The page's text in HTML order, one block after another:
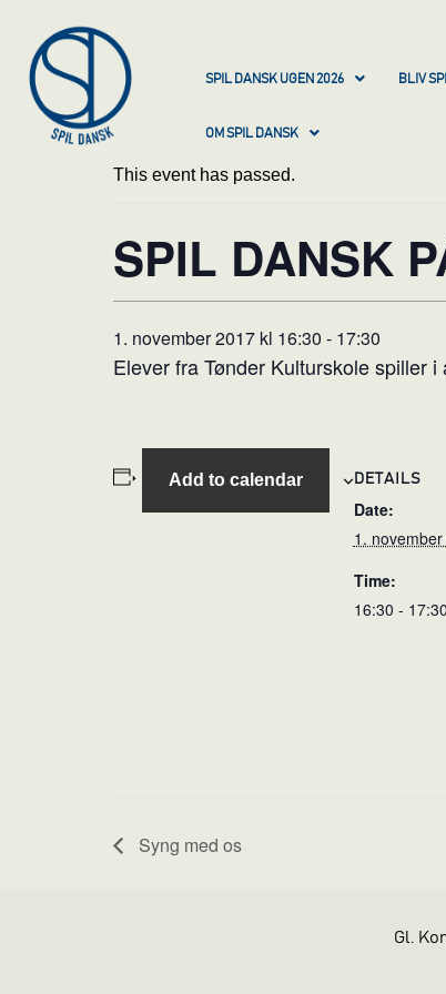
SPIL DANSK UGEN 2026 BLIV
OM SPIL DANSK
This event has passed.
SPIL DANSK
1. november 2017 kl 16:30 - 17:30
Elever fra Tønder Kulturskole spiller
Add to calendar DETAILS
Date:
1.
Time:
16:30 - 17:30
Syng med os
Gl.